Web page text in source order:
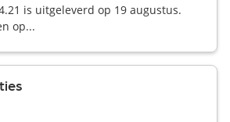
is uitgeleverd op 19 augustus.
op...